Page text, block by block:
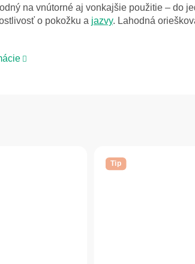
na vnútorné aj vonkajšie použitie – do
o pokožku a jazvy. Lahodná
Tip